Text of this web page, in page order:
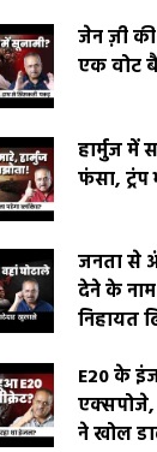
जेन ज़ी
एक वोट
हार्मुज
फंसा,
जनता से
देने के
निहायत
E20 के
ने खोल